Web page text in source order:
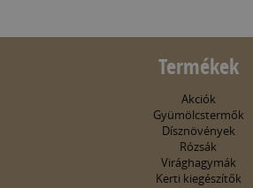
Termékek
Akciók
Gyümölcstermők
Dísznövények
Rózsák
Virághagymák
Kerti kiegészítők